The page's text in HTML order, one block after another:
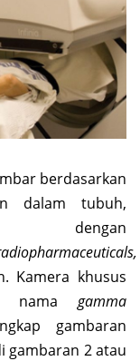
berdasarkan
dalam tubuh,
Kamera khusus
nama gamma
gambaran
gambaran 2 atau